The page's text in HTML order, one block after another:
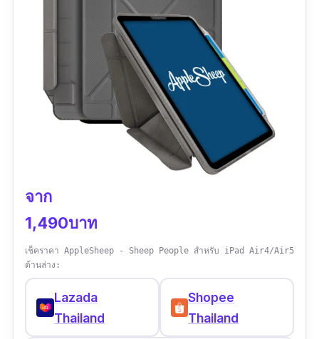
สำหรับหน้าจอ 10.9 นิ้ว| รุ่นที่รองรับ:
iPad Air 10.9" (5th Gen)
วัสดุ: ไม่ระบุ| การรับประกัน:
รับประกันสินค้าสูงสุด
เป็นเวลา 1 ปี นับจากวันที่ซื้อ
Good good good good
จาก
1,490บาท
เช็คราคา AppleSheep - Sheep People สำหรับ iPad Air4/Air5
ด้านล่าง:
Lazada
Thailand
Shopee
Thailand